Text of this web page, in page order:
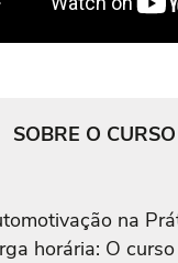
SOBRE O CURSO
na
horária: O